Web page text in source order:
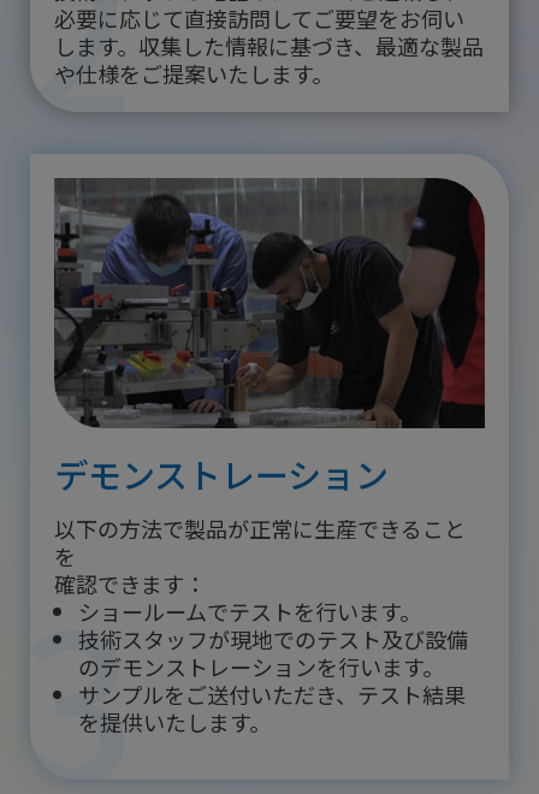
必要に応じて直接訪問してご要望をお伺い
します。収集した情報に基づき、最適な製品
や仕様をご提案いたします。
3
デモンストレーション
以下の方法で製品が正常に生産できること
を
確認できます：
ショールームでテストを行います。
技術スタッフが現地でのテスト及び設備
のデモンストレーションを行います。
サンプルをご送付いただき、テスト結果
を提供いたします。